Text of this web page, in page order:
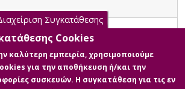
- Χρήση Εφαρμογών
Σγάρμπας: ΠΛΗ0)
Συγκατάθεσης
Cookies
καλύτερη εμπειρία, χρησιμοποιούμε
για την αποθήκευση ή/και την
συσκευών. Η συγκατάθεση για τις εν